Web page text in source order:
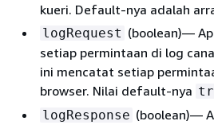
kueri. Default-nya adalah
logRequest (boolean)—
setiap permintaan di log
ini mencatat setiap
browser. Nilai default-nya
logResponse (boolean)—